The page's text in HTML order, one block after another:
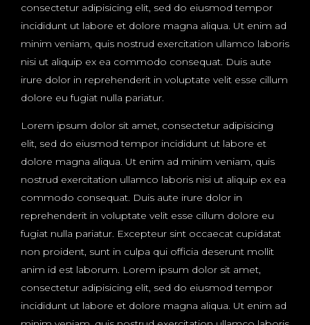
consectetur adipisicing elit, sed do eiusmod tempor
incididunt ut labore et dolore magna aliqua. Ut enim ad
minim veniam, quis nostrud exercitation ullamco laboris
nisi ut aliquip ex ea commodo consequat. Duis aute
irure dolor in reprehenderit in voluptate velit esse cillum
dolore eu fugiat nulla pariatur.
Lorem ipsum dolor sit amet, consectetur adipisicing
elit, sed do eiusmod tempor incididunt ut labore et
dolore magna aliqua. Ut enim ad minim veniam, quis
nostrud exercitation ullamco laboris nisi ut aliquip ex ea
commodo consequat. Duis aute irure dolor in
reprehenderit in voluptate velit esse cillum dolore eu
fugiat nulla pariatur. Excepteur sint occaecat cupidatat
non proident, sunt in culpa qui officia deserunt mollit
anim id est laborum. Lorem ipsum dolor sit amet,
consectetur adipisicing elit, sed do eiusmod tempor
incididunt ut labore et dolore magna aliqua. Ut enim ad